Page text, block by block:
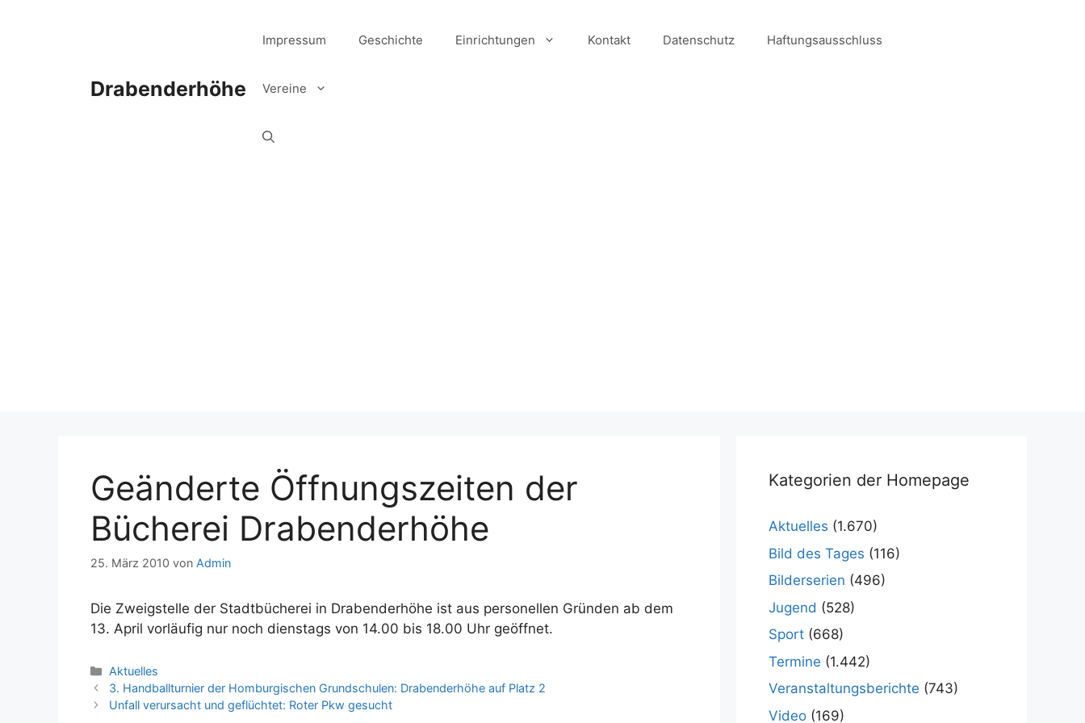
Drabenderhöhe
Impressum Geschichte Einrichtungen Kontakt Datenschutz Haftungsausschluss
Vereine
Geänderte Öffnungszeiten der
Bücherei Drabenderhöhe
25. März 2010 von Admin
Die Zweigstelle der Stadtbücherei in Drabenderhöhe ist aus personellen Gründen ab dem
13. April vorläufig nur noch dienstags von 14.00 bis 18.00 Uhr geöffnet.
Kategorien
Aktuelles
3. Handballturnier der Homburgischen Grundschulen: Drabenderhöhe auf Platz 2
Unfall verursacht und geflüchtet: Roter Pkw gesucht
Kategorien der Homepage
Aktuelles (1.670)
Bild des Tages (116)
Bilderserien (496)
Jugend (528)
Sport (668)
Termine (1.442)
Veranstaltungsberichte (743)
Video (169)